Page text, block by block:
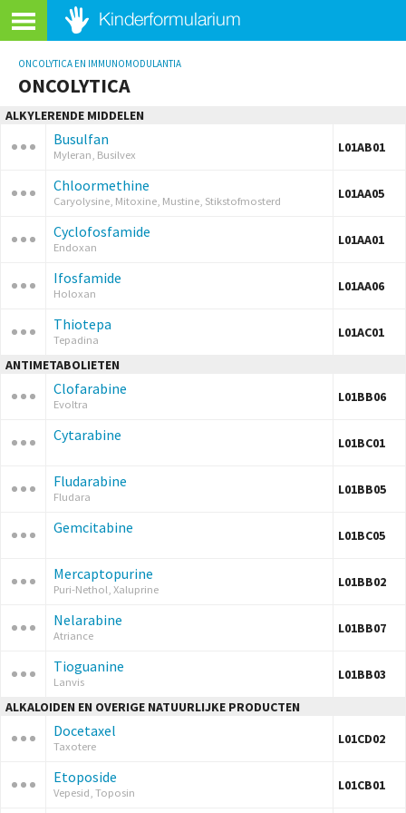
ONCOLYTICA EN IMMUNOMODULANTIA
ONCOLYTICA
ALKYLERENDE MIDDELEN
Busulfan
Myleran, Busilvex L01AB01
Chloormethine
Caryolysine, Mitoxine, Mustine, Stikstofmosterd L01AA05
Cyclofosfamide
Endoxan L01AA01
Ifosfamide
Holoxan L01AA06
Thiotepa
Tepadina
L01AC01
ANTIMETABOLIETEN
Clofarabine
Evoltra L01BB06
Cytarabine L01BC01
Fludarabine
Fludara L01BB05
Gemcitabine L01BC05
Mercaptopurine
Puri-Nethol, Xaluprine L01BB02
Nelarabine
Atriance L01BB07
Tioguanine
Lanvis
L01BB03
ALKALOIDEN EN OVERIGE NATUURLIJKE PRODUCTEN
Docetaxel
Taxotere L01CD02
Etoposide
Vepesid, Toposin L01CB01